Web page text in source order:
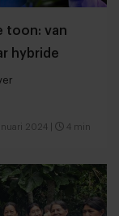
toon: van
hybride
2024 4 min